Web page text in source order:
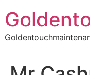
to
content